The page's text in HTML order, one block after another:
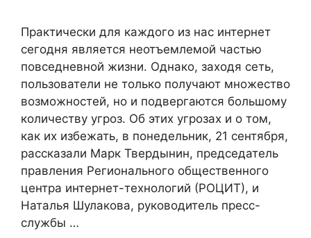
Практически для каждого из нас интернет
сегодня является неотъемлемой частью
повседневной жизни. Однако, заходя сеть,
пользователи не только получают множество
возможностей, но и подвергаются большому
количеству угроз. Об этих угрозах и о том,
как их избежать, в понедельник, 21 сентября,
рассказали Марк Твердынин, председатель
правления Регионального общественного
центра интернет-технологий (РОЦИТ), и
Наталья Шулакова, руководитель пресс-
службы …